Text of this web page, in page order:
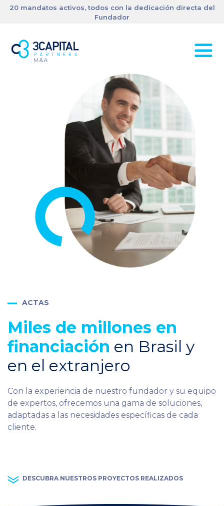
20 mandatos activos, todos con la dedicación directa del
Fundador
ACTAS
Miles de millones en
financiación en Brasil y
en el extranjero
Con la experiencia de nuestro fundador y su equipo
de expertos, ofrecemos una gama de soluciones,
adaptadas a las necesidades específicas de cada
cliente.
DESCUBRA NUESTROS PROYECTOS REALIZADOS